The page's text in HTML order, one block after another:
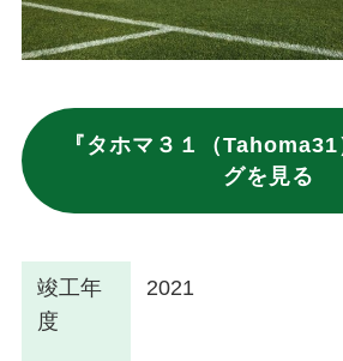
『タホマ３１（
グを見る
竣工年
度
2021